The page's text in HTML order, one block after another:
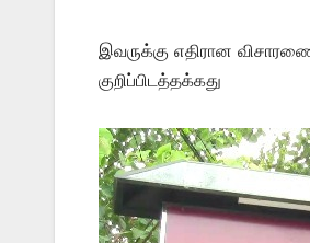
இவருக்கு எதிரான
குறிப்பிடத்தக்கது